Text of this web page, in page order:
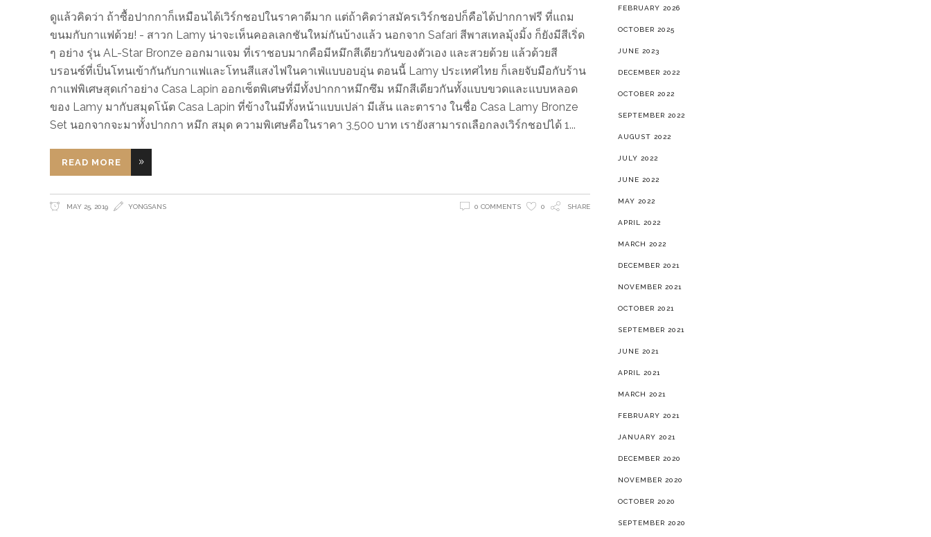
ดูแล้วคิดว่า ถ้าซื้อปากกาก็เหมือนได้เวิร์กชอปในราคาดีมาก แต่ถ้าคิดว่าสมัครเวิร์กชอปก็คือได้ปากกาฟรี ที่แถม
ขนมกับกาแฟด้วย! - สาวก Lamy น่าจะเห็นคอลเลกชันใหม่กันบ้างแล้ว นอกจาก Safari สีพาสเทลมุ้งมิ้ง ก็ยังมีสีเริ่ด
ๆ อย่าง รุ่น AL-Star Bronze ออกมาแจม ที่เราชอบมากคือมีหมึกสีเดียวกันของตัวเอง และสวยด้วย แล้วด้วยสี
บรอนซ์ที่เป็นโทนเข้ากันกับกาแฟและโทนสีแสงไฟในคาเฟ่แบบอบอุ่น ตอนนี้ Lamy ประเทศไทย ก็เลยจับมือกับร้าน
กาแฟพิเศษสุดเก๋าอย่าง Casa Lapin ออกเซ็ตพิเศษที่มีทั้งปากกาหมึกซึม หมึกสีเดียวกันทั้งแบบขวดและแบบหลอด
ของ Lamy มากับสมุดโน้ต Casa Lapin ที่ข้างในมีทั้งหน้าแบบเปล่า มีเส้น และตาราง ในชื่อ Casa Lamy Bronze
Set นอกจากจะมาทั้งปากกา หมึก สมุด ความพิเศษคือในราคา 3,500 บาท เรายังสามารถเลือกลงเวิร์กชอปได้ 1
READ MORE
MAY 25, 2019 YONGSANS 0 COMMENTS 0 SHARE
FEBRUARY 2026
OCTOBER 2025
JUNE 2023
DECEMBER 2022
OCTOBER 2022
SEPTEMBER 2022
AUGUST 2022
JULY 2022
JUNE 2022
MAY 2022
APRIL 2022
MARCH 2022
DECEMBER 2021
NOVEMBER 2021
OCTOBER 2021
SEPTEMBER 2021
JUNE 2021
APRIL 2021
MARCH 2021
FEBRUARY 2021
JANUARY 2021
DECEMBER 2020
NOVEMBER 2020
OCTOBER 2020
SEPTEMBER 2020